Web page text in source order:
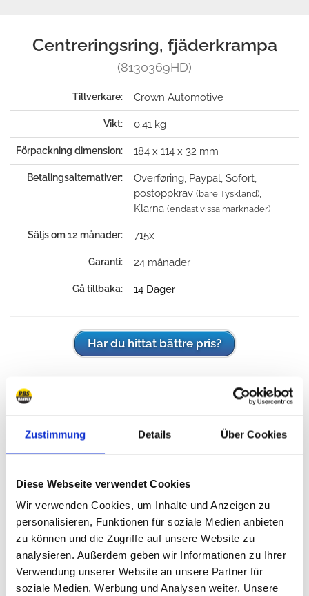
Zustimmung Details Über Cookies
Diese Webseite verwendet Cookies
Wir verwenden Cookies, um Inhalte und Anzeigen zu
personalisieren, Funktionen für soziale Medien anbieten
zu können und die Zugriffe auf unsere Website zu
analysieren. Außerdem geben wir Informationen zu Ihrer
Verwendung unserer Website an unsere Partner für
soziale Medien, Werbung und Analysen weiter. Unsere
Centreringsring, fjäderkrampa
(8130369HD)
Tillverkare: Crown Automotive
Vikt: 0.41 kg
Förpackning dimension: 184 x 114 x 32 mm
Betalingsalternativer:
Overføring, Paypal, Sofort,
postoppkrav (bare Tyskland),
Klarna (endast vissa marknader)
Säljs om 12 månader: 715x
Garanti: 24 månader
Gå tillbaka: 14 Dager
Har du hittat bättre pris?
Referensnummer:
5355974, 5355792, 5353996, 5353995, 52087823, 52006420,
J5355974, J5355792, J5353996, J5353995
Användning:
Märke: Modell
Jeep CJ-5 2.5 L AMC 150
Jeep CJ-5 2.5 L GM